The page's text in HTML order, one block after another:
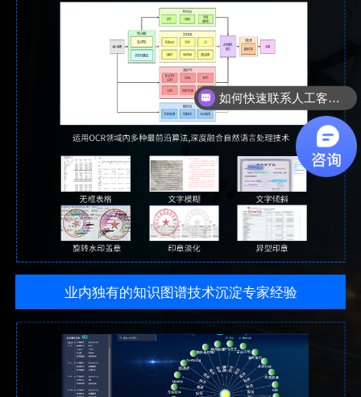
业内独有的知识图谱技术沉淀专家经验
想要快速试用产品？